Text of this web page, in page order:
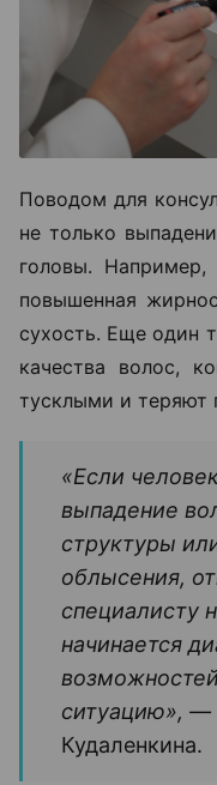
Поводом для
не только
головы. Например,
повышенная
сухость. Еще один
качества волос,
тусклыми и теряют
«Если
выпадение
структуры
облысения,
специалисту
начинается
ситуацию», —
Кудаленкина.